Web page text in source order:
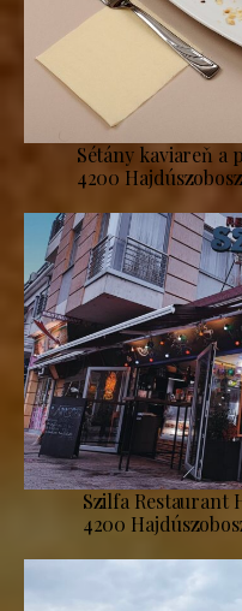
Sétány kaviareň a
4200
Szilfa Restaurant
4200